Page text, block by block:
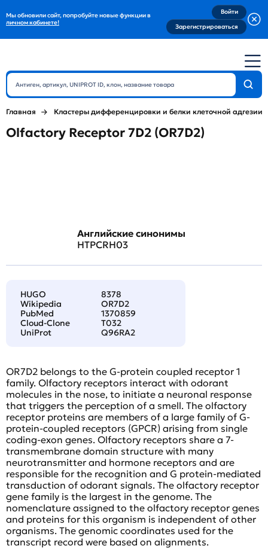
Мы обновили сайт, попробуйте новые функции в
личном кабинете!
Войти
Зарегистрироваться
Главная Кластеры дифференцировки и белки клеточной адгезии
Olfactory Receptor 7D2 (OR7D2)
Английские синонимы
HTPCRH03
HUGO
8378
Wikipedia
OR7D2
PubMed
1370859
Cloud-Clone
T032
UniProt
Q96RA2
OR7D2 belongs to the G-protein coupled receptor 1
family. Olfactory receptors interact with odorant
molecules in the nose, to initiate a neuronal response
that triggers the perception of a smell. The olfactory
receptor proteins are members of a large family of G-
protein-coupled receptors (GPCR) arising from single
coding-exon genes. Olfactory receptors share a 7-
transmembrane domain structure with many
neurotransmitter and hormone receptors and are
responsible for the recognition and G protein-mediated
transduction of odorant signals. The olfactory receptor
gene family is the largest in the genome. The
nomenclature assigned to the olfactory receptor genes
and proteins for this organism is independent of other
organisms. The genomic coordinates used for the
transcript record were based on alignments.